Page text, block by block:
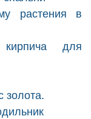
растения в
кирпича для
золота.